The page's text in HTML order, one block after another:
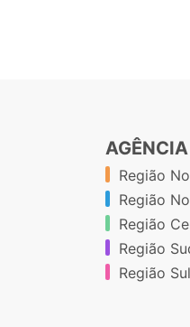
Região
Região
Região
Região
Região Sul